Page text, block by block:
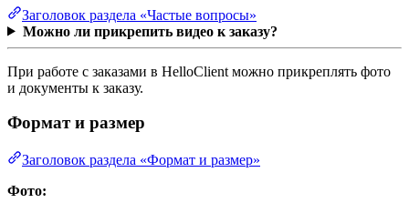
Заголовок раздела «Частые вопросы»
Можно ли прикрепить видео к заказу?
При работе с заказами в HelloClient можно прикреплять фото
и документы к заказу.
Формат и размер
Заголовок раздела «Формат и размер»
Фото: